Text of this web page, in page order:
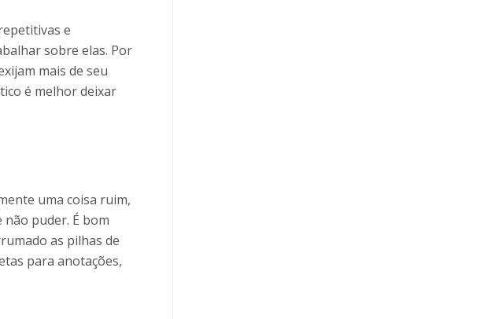
e
sobre elas. Por
mais de seu
é melhor deixar
uma coisa ruim,
puder. É bom
as pilhas de
para anotações,